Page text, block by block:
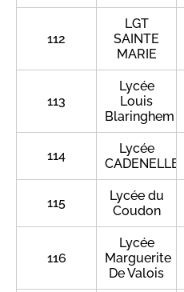
112
LGT
SAINTE
MARIE
113
Lycée
Louis
Blaringhem
114
Lycée
CADENELLE
115
Lycée du
Coudon
116
Lycée
Marguerite
De Valois